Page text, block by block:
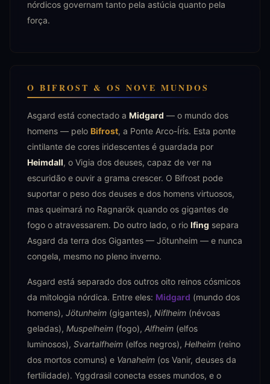
nórdicos governam tanto pela astúcia quanto pela
força.
O BIFROST & OS NOVE MUNDOS
Asgard está conectado a Midgard — o mundo dos
homens — pelo Bifrost, a Ponte Arco-Íris. Esta ponte
cintilante de cores iridescentes é guardada por
Heimdall, o Vigia dos deuses, capaz de ver na
escuridão e ouvir a grama crescer. O Bifrost pode
suportar o peso dos deuses e dos homens virtuosos,
mas queimará no Ragnarök quando os gigantes de
fogo o atravessarem. Do outro lado, o rio Ifing separa
Asgard da terra dos Gigantes — Jötunheim — e nunca
congela, mesmo no pleno inverno.
Asgard está separado dos outros oito reinos cósmicos
da mitologia nórdica. Entre eles: Midgard (mundo dos
homens), Jötunheim (gigantes), Niflheim (névoas
geladas), Muspelheim (fogo), Alfheim (elfos
luminosos), Svartalfheim (elfos negros), Helheim (reino
dos mortos comuns) e Vanaheim (os Vanir, deuses da
fertilidade). Yggdrasil conecta esses mundos, e o